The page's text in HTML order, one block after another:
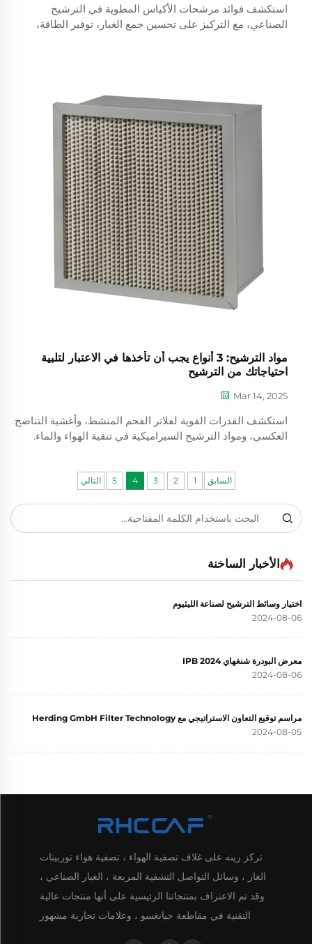
استكشف فوائد مرشحات الأكياس المطوية في الترشيح
الصناعي، مع التركيز على تحسين جمع الغبار، توفير الطاقة،
مواد الترشيح: 3 أنواع يجب أن تأخذها في الاعتبار لتلبية
احتياجاتك من الترشيح
Mar 14, 2025
استكشف القدرات القوية لفلاتر الفحم المنشط، وأغشية التناضح
العكسي، ومواد الترشيح السيراميكية في تنقية الهواء والماء.
السابق 1
2
3
4
5 التالي
الأخبار الساخنة
اختيار وسائط الترشيح لصناعة الليثيوم
2024-08-06
معرض البودرة شنغهاي 2024 IPB
2024-08-06
مراسم توقيع التعاون الاستراتيجي مع Herding GmbH Filter Technology
2024-08-05
تركز رينه على غلاف تصفية الهواء ، تصفية هواء توربينات
الغاز ، وسائل التواصل التشفية المربعة ، الغبار الصناعي ،
وقد تم الاعتراف بمنتجاتنا الرئيسية على أنها منتجات عالية
التقنية في مقاطعة جيانغسو ، وعلامات تجارية مشهور